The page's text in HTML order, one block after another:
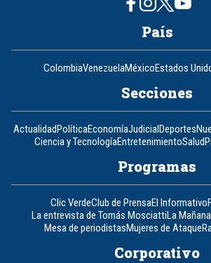
País
ColombiaVenezuelaMéxicoEstados
Secciones
ActualidadPolíticaEconomíaJudicialDeportes
Ciencia y TecnologíaEntretenimientoSalud
Programas
Clic VerdeClub de PrensaEl Informativo
La entrevista de Tomás MosciattiLa Mañana
Mesa de periodistasMujeres de Ataque
Corporativo